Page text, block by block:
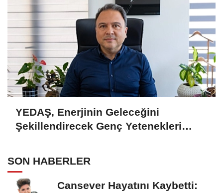
YEDAŞ, Enerjinin Geleceğini
Şekillendirecek Genç Yetenekleri
SON HABERLER
Cansever Hayatını Kaybetti: